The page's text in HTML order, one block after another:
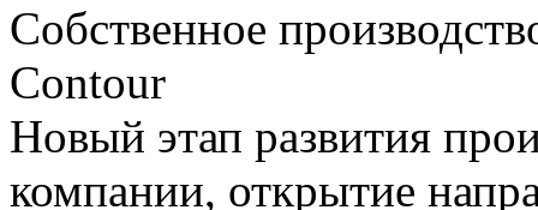
Собственное
Contour
Новый этап развития
компании, открытие